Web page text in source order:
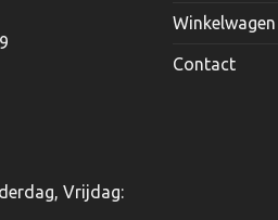
Vrijdag:
Winkelwagen
Contact